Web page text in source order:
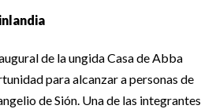
de la ungida Casa de Abba
para alcanzar a personas de
de Sión. Una de las integrantes